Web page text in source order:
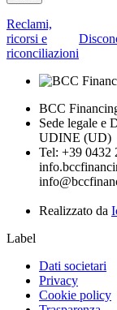
Reclami,
ricorsi e
riconciliazioni
BCC
Sede legale e
UDINE (UD)
Tel: +39 0432
Realizzato da
Label
Dati societari
Privacy
Cookie policy